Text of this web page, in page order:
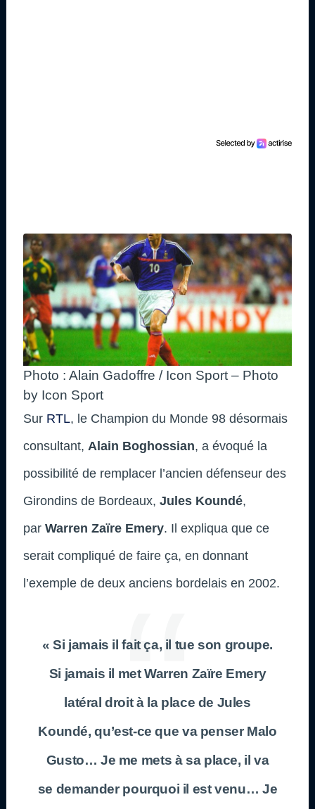
Photo : Alain Gadoffre / Icon Sport – Photo
by Icon Sport
Sur RTL, le Champion du Monde 98 désormais
consultant, Alain Boghossian, a évoqué la
possibilité de remplacer l’ancien défenseur des
Girondins de Bordeaux, Jules Koundé,
par Warren Zaïre Emery. Il expliqua que ce
serait compliqué de faire ça, en donnant
l’exemple de deux anciens bordelais en 2002.
« Si jamais il fait ça, il tue son groupe.
Si jamais il met Warren Zaïre Emery
latéral droit à la place de Jules
Koundé, qu’est-ce que va penser Malo
Gusto… Je me mets à sa place, il va
se demander pourquoi il est venu… Je